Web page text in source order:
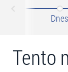
Dnes
Tento